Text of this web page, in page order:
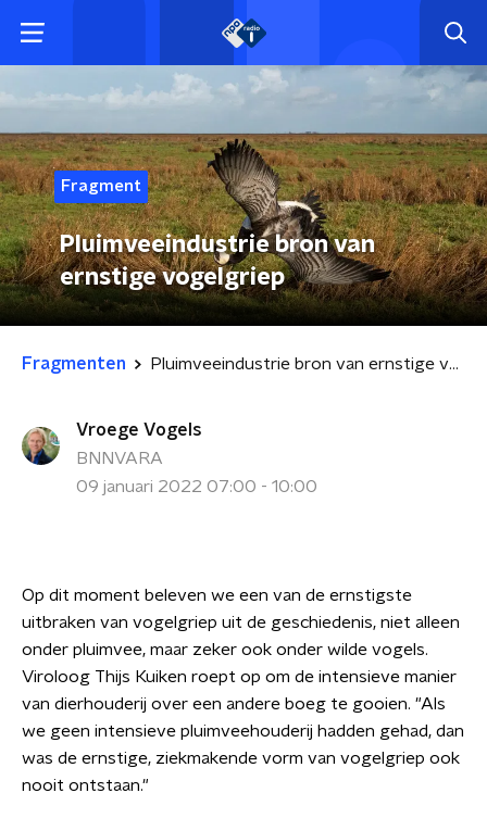
Fragment
Pluimveeindustrie bron van
ernstige vogelgriep
Fragmenten Pluimveeindustrie bron van ernstige vogelgriep
Vroege Vogels
BNNVARA
09 januari 2022 07:00 - 10:00
Op dit moment beleven we een van de ernstigste
uitbraken van vogelgriep uit de geschiedenis, niet alleen
onder pluimvee, maar zeker ook onder wilde vogels.
Viroloog Thijs Kuiken roept op om de intensieve manier
van dierhouderij over een andere boeg te gooien. "Als
we geen intensieve pluimveehouderij hadden gehad, dan
was de ernstige, ziekmakende vorm van vogelgriep ook
nooit ontstaan."